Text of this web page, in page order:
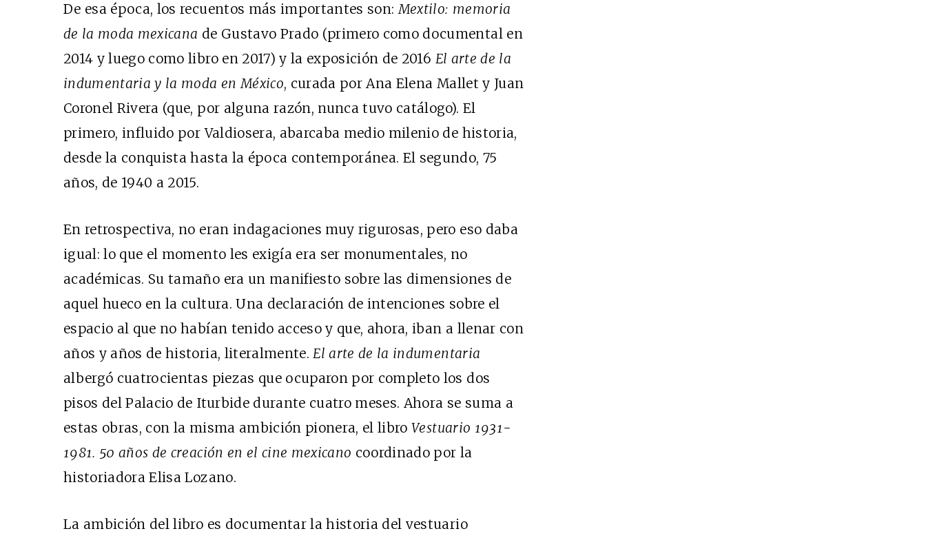
De esa época, los recuentos más importantes son:Mextilo: memoria
de la moda mexicana de Gustavo Prado (primero como documental en
2014 y luego como libro en 2017) y la exposición de 2016 El arte de la
indumentaria y la moda en México, curada por Ana Elena Mallet y Juan
Coronel Rivera (que, por alguna razón, nunca tuvo catálogo). El
primero, influido por Valdiosera, abarcaba medio milenio de historia,
desde la conquista hasta la época contemporánea. El segundo, 75
años, de 1940 a 2015.
En retrospectiva, no eran indagaciones muy rigurosas, pero eso daba
igual: lo que el momento les exigía era ser monumentales, no
académicas. Su tamaño era un manifiesto sobre las dimensiones de
aquel hueco en la cultura. Una declaración de intenciones sobre el
espacio al que no habían tenido acceso y que, ahora, iban a llenar con
años y años de historia, literalmente.El arte de la indumentaria
albergó cuatrocientas piezas que ocuparon por completo los dos
pisos del Palacio de Iturbide durante cuatro meses. Ahora se suma a
estas obras, con la misma ambición pionera, el libroVestuario 1931-
1981. 50 años de creación en el cine mexicano coordinado por la
historiadora Elisa Lozano.
La ambición del libro es documentar la historia del vestuario